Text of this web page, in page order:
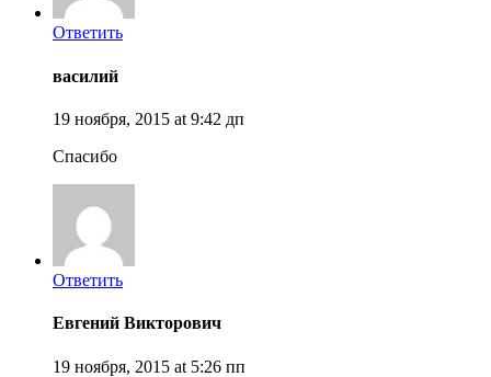
Ответить
василий
19 ноября, 2015 at 9:42 дп
Спасибо
Ответить
Евгений Викторович
19 ноября, 2015 at 5:26 пп